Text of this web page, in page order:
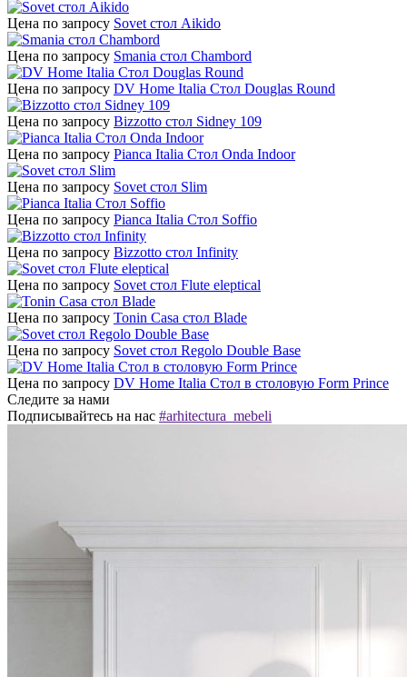
Цена по запросу Sovet стол Aikido
Цена по запросу Smania стол Chambord
Цена по запросу DV Home Italia Стол Douglas Round
Цена по запросу Bizzotto стол Sidney 109
Цена по запросу Pianca Italia Стол Onda Indoor
Цена по запросу Sovet стол Slim
Цена по запросу Pianca Italia Стол Soffio
Цена по запросу Bizzotto стол Infinity
Цена по запросу Sovet стол Flute eleptical
Цена по запросу Tonin Casa стол Blade
Цена по запросу Sovet стол Regolo Double Base
Цена по запросу DV Home Italia Стол в столовую Form Prince
Следите за нами
Подписывайтесь на нас #arhitectura_mebeli